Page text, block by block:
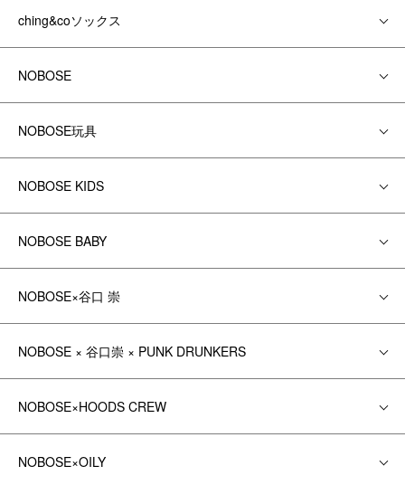
ching&coソックス
NOBOSE
NOBOSE玩具
NOBOSE KIDS
NOBOSE BABY
NOBOSE×谷口 崇
NOBOSE × 谷口崇 × PUNK DRUNKERS
NOBOSE×HOODS CREW
NOBOSE×OILY